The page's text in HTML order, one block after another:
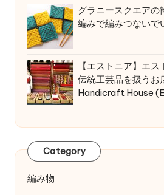
グラニースクエアの
編みで編みつないで
【エストニア】エ
伝統工芸品を扱う
Handicraft House
Category
編み物